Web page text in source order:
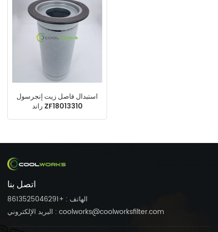
استبدال فاصل زيت إنجرسول
راند ZF18013310
اتصل بنا
الهاتف : +8613525046291
البريد الإلكتروني : coolworks@coolworksfilter.com